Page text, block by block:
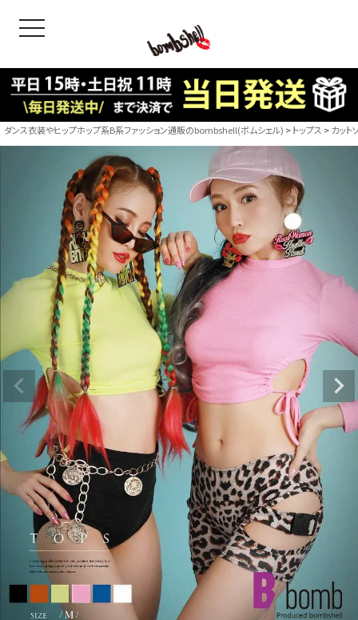
toggle navigation
＝ボムシェル】はダンス衣装専門ブランド。
衣装ならお任せ！オリジナル衣装やダンス衣装のトータル
ィネートのご提案。 ボムシェルならではの最新で斬新な
えをお届け。 撮影で使用してる小物や靴などダンサー必
ーデはイメージしやすく、全てボムシェルでご購入可能。
とは差別化出来るしっかりした衣装のご提案はダンサー
ージ映えを全力で応援してます。
商品一覧
CONTENTS
B/bomb
【B/bomb
「これど
好き女子
レッスン
シルエット
ンなど、幅
ゃれ女子
ダンス衣装やヒップホップ系B系ファッション通販のbombshell(ボムシェル) トップス カット